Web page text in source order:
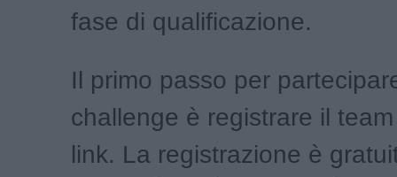
fase di qualificazione.
Il primo passo per
challenge è registrare il
link. La registrazione è